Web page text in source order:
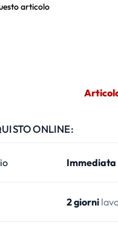
articolo
ONLINE:
Immediata
2 giorni